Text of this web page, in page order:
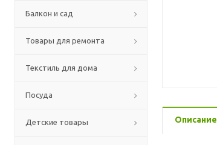
Балкон и сад
Товары для ремонта
Текстиль для дома
Посуда
Детские товары Описание